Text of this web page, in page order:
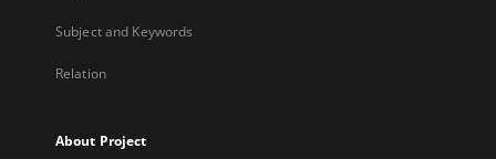
Subject and Keywords
Relation
About Project